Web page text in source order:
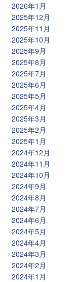
2026年1月
2025年12月
2025年11月
2025年10月
2025年9月
2025年8月
2025年7月
2025年6月
2025年5月
2025年4月
2025年3月
2025年2月
2025年1月
2024年12月
2024年11月
2024年10月
2024年9月
2024年8月
2024年7月
2024年6月
2024年5月
2024年4月
2024年3月
2024年2月
2024年1月